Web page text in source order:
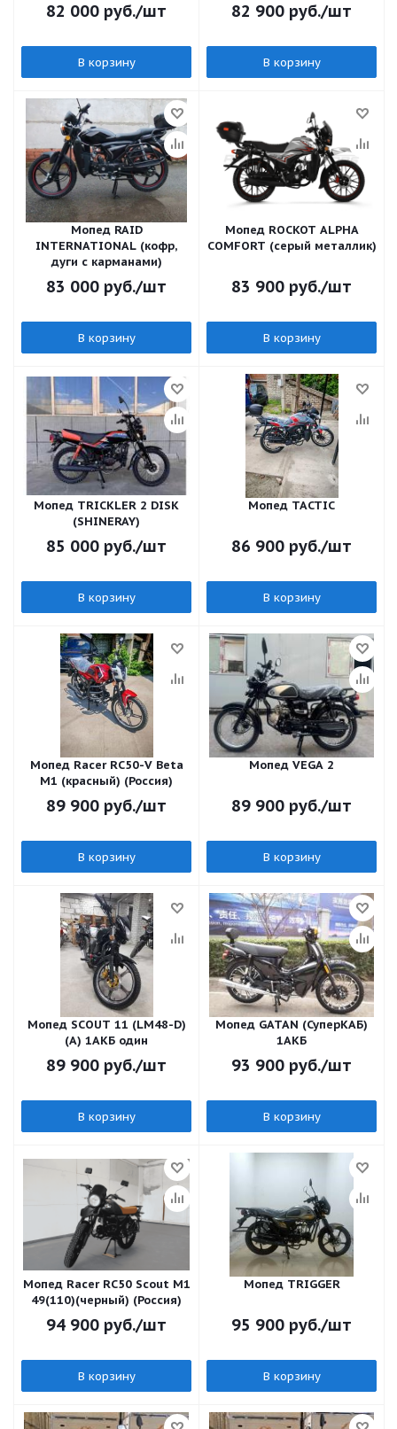
82 000 руб./шт
В корзину
82 900 руб./шт
В корзину
Мопед RAID
INTERNATIONAL (кофр,
дуги с карманами)
83 000 руб./шт
В корзину
Мопед ROCKOT ALPHA
COMFORT (серый металлик)
83 900 руб./шт
В корзину
Мопед TRICKLER 2 DISK
(SHINERAY)
85 000 руб./шт
В корзину
Мопед TACTIC
86 900 руб./шт
В корзину
Мопед Racer RC50-V Beta
M1 (красный) (Россия)
89 900 руб./шт
В корзину
Мопед VEGA 2
89 900 руб./шт
В корзину
Мопед SCOUT 11 (LM48-D)
(A) 1АКБ один
89 900 руб./шт
В корзину
Мопед GATAN (СуперКАБ)
1АКБ
93 900 руб./шт
В корзину
Мопед Racer RC50 Scout M1
49(110)(черный) (Россия)
94 900 руб./шт
В корзину
Мопед TRIGGER
95 900 руб./шт
В корзину